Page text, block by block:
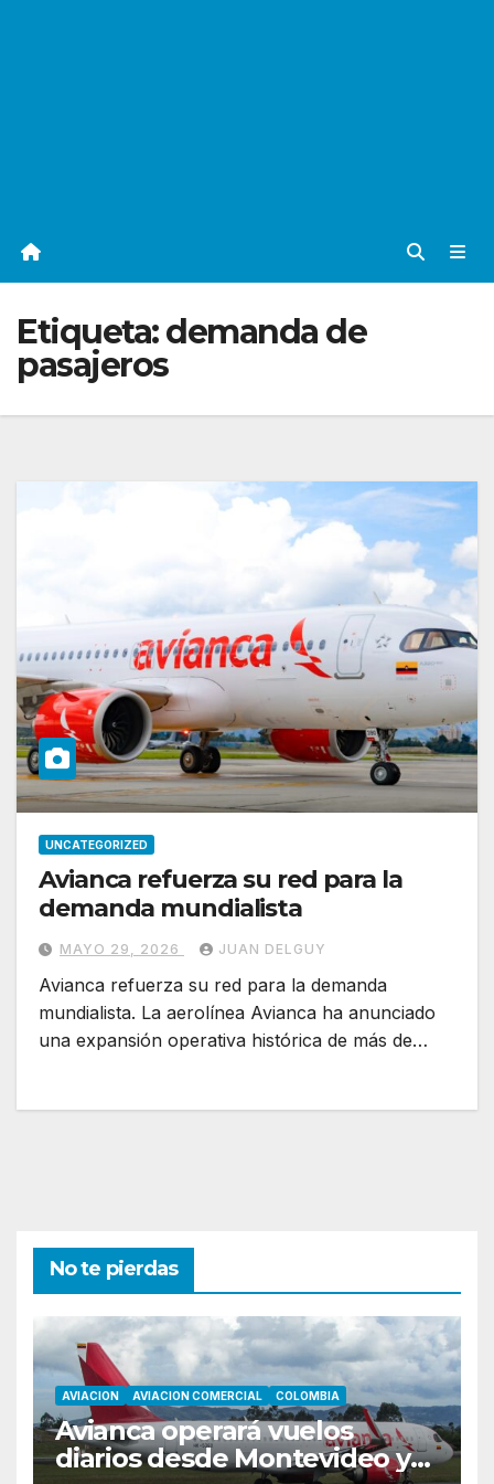
Etiqueta:demanda de
pasajeros
UNCATEGORIZED
Avianca refuerza su red para la
demanda mundialista
MAYO 29, 2026 JUAN DELGUY
Avianca refuerza su red para la demanda
mundialista. La aerolínea Avianca ha anunciado
una expansión operativa histórica de más de…
No te pierdas
AVIACION AVIACION COMERCIAL COLOMBIA
Avianca operará vuelos
diarios desde Montevideo y